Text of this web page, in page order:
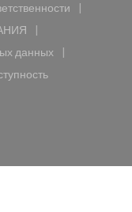
в новом окне))
в новом окне))
данных
в новом окне))
новом окне))